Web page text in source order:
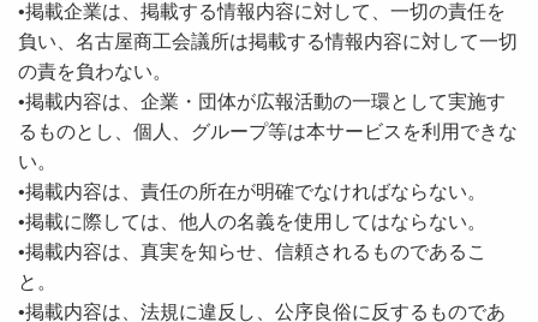
•掲載企業は、掲載する情報内容に対して、一切の責任を
負い、名古屋商工会議所は掲載する情報内容に対して一切
の責を負わない。
•掲載内容は、企業・団体が広報活動の一環として実施す
るものとし、個人、グループ等は本サービスを利用できな
い。
•掲載内容は、責任の所在が明確でなければならない。
•掲載に際しては、他人の名義を使用してはならない。
•掲載内容は、真実を知らせ、信頼されるものであるこ
と。
•掲載内容は、法規に違反し、公序良俗に反するものであ